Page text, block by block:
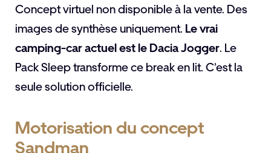
Concept virtuel non disponible à la vente. Des
images de synthèse uniquement. Le vrai
camping-car actuel est le Dacia Jogger. Le
Pack Sleep transforme ce break en lit. C’est la
seule solution officielle.
Motorisation du concept
Sandman